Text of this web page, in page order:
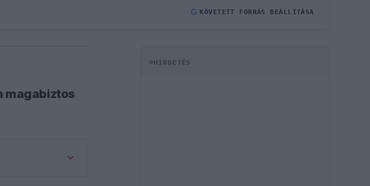
G KÖVETETT FORRÁS BEÁLLÍTÁSA
magabiztos
HIRDETÉS